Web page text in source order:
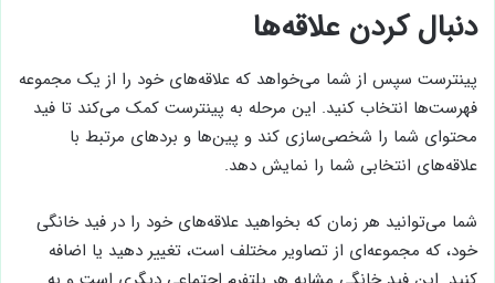
دنبال کردن علاقه‌ها
پینترست سپس از شما می‌خواهد که علاقه‌های خود را از یک مجموعه
فهرست‌ها انتخاب کنید. این مرحله به پینترست کمک می‌کند تا فید
محتوای شما را شخصی‌سازی کند و پین‌ها و بردهای مرتبط با
علاقه‌های انتخابی شما را نمایش دهد.
شما می‌توانید هر زمان که بخواهید علاقه‌های خود را در فید خانگی
خود، که مجموعه‌ای از تصاویر مختلف است، تغییر دهید یا اضافه